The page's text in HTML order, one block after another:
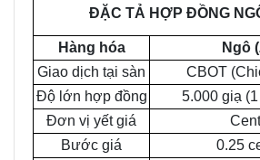
ĐẶC TẢ HỢP ĐỒNG
Hàng hóa
Ngô
Giao dịch tại sàn
CBOT
Độ lớn hợp đồng
5.000 giạ
Đơn vị yết giá
Bước giá
0.25